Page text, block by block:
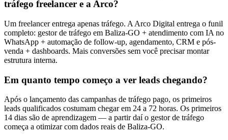
tráfego freelancer e a Arco?
Um freelancer entrega apenas tráfego. A Arco Digital entrega o funil
completo: gestor de tráfego em Baliza-GO + atendimento com IA no
WhatsApp + automação de follow-up, agendamento, CRM e pós-
venda + dashboards. Mais conversões sem você precisar montar
estrutura interna.
Em quanto tempo começo a ver leads chegando?
Após o lançamento das campanhas de tráfego pago, os primeiros
leads qualificados costumam chegar em 24 a 72 horas. Os primeiros
14 dias são de aprendizagem — a partir daí o gestor de tráfego
começa a otimizar com dados reais de Baliza-GO.